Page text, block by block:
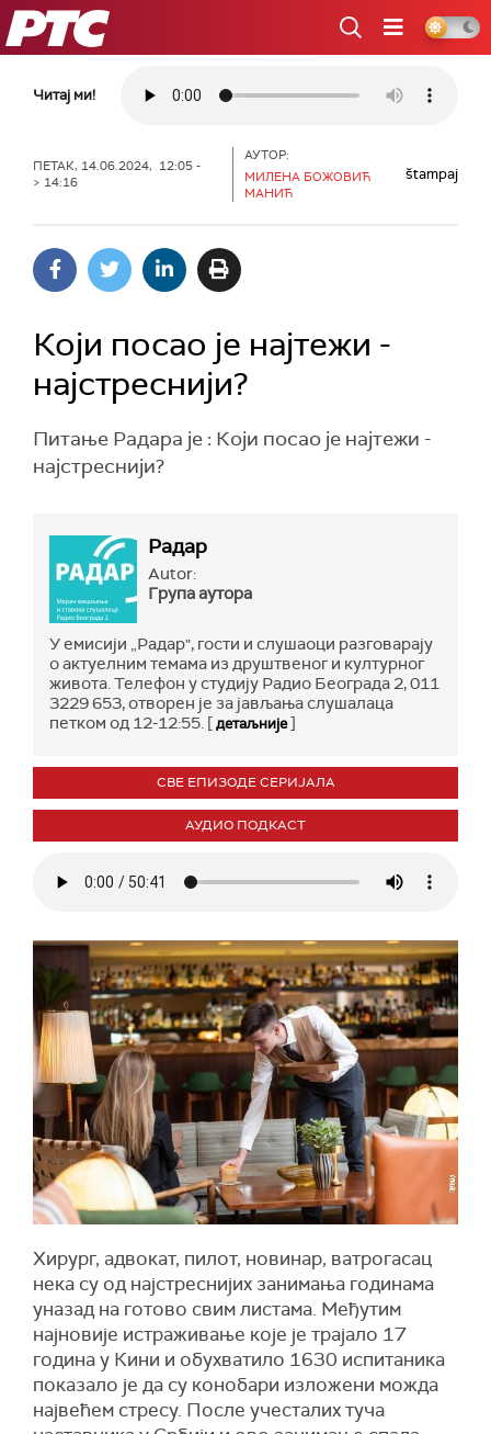
РТС
Читај ми!
ПЕТАК, 14.06.2024, 12:05 -
> 14:16
АУТОР:
МИЛЕНА БОЖОВИЋ
МАНИЋ
štampaj
Који посао је најтежи -
најстреснији?
Питање Радара је : Који посао је најтежи -
најстреснији?
Радар
Autor:
Група аутора
У емисији „Радар", гости и слушаоци разговарају
о актуелним темама из друштвеног и културног
живота. Телефон у студију Радио Београда 2, 011
3229 653, отворен је за јављања слушалаца
петком од 12-12:55. [детаљније]
СВЕ ЕПИЗОДЕ СЕРИЈАЛА
АУДИО ПОДКАСТ
Хирург, адвокат, пилот, новинар, ватрогасац
нека су од најстреснијих занимања годинама
уназад на готово свим листама. Међутим
најновије истраживање које је трајало 17
година у Кини и обухватило 1630 испитаника
показало је да су конобари изложени можда
највећем стресу. После учесталих туча